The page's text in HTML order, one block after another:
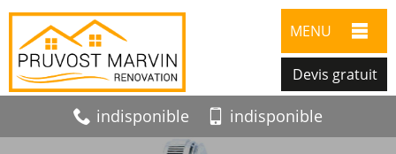
MENU
Devis gratuit
indisponible indisponible